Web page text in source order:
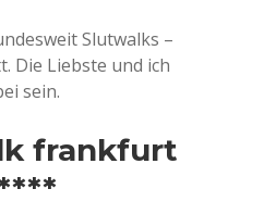
Slutwalks –
Die Liebste und ich
sein.
frankfurt